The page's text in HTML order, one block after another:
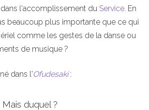
l'accomplissement du Service. En
beaucoup plus importante que ce qui
comme les gestes de la danse ou
de musique ?
dans l'Ofudesaki:
Mais duquel ?